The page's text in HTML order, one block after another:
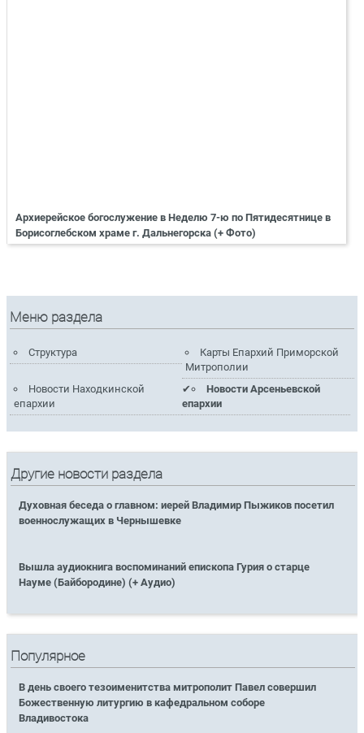
Архиерейское богослужение в Неделю 7-ю по Пятидесятнице в
Борисоглебском храме г. Дальнегорска (+ Фото)
Меню раздела
Структура
Карты Епархий Приморской
Митрополии
Новости Находкинской
епархии
Новости Арсеньевской
епархии
Другие новости раздела
Духовная беседа о главном: иерей Владимир Пыжиков посетил
военнослужащих в Чернышевке
Вышла аудиокнига воспоминаний епископа Гурия о старце
Науме (Байбородине) (+ Аудио)
Популярное
В день своего тезоименитства митрополит Павел совершил
Божественную литургию в кафедральном соборе
Владивостока